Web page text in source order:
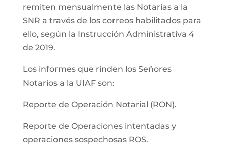
remiten mensualmente las Notarías a la
SNR a través de los correos habilitados para
ello, según la Instrucción Administrativa 4
de 2019.
Los informes que rinden los Señores
Notarios a la UIAF son:
Reporte de Operación Notarial (RON).
Reporte de Operaciones intentadas y
operaciones sospechosas ROS.